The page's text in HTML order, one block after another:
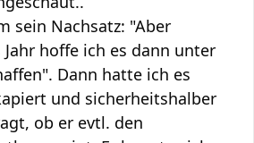
sein Nachsatz: "Aber
Jahr hoffe ich es dann unter
Dann hatte ich es
und sicherheitshalber
ob er evtl. den